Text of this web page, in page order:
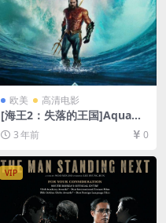
欧美 高清电影
[海王2：失落的王国]Aquama
n and the Lost Kingdom (2
023)[百度网盘+夸克网盘1080
P超清未删减资源][网盘在线播
放/下载][MP4/8.7GB][中英字
幕]
3 年前 0
VIP